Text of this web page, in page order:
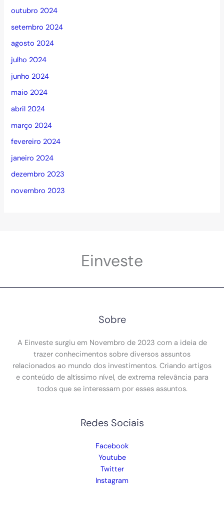
outubro 2024
setembro 2024
agosto 2024
julho 2024
junho 2024
maio 2024
abril 2024
março 2024
fevereiro 2024
janeiro 2024
dezembro 2023
novembro 2023
Einveste
Sobre
A Einveste surgiu em Novembro de 2023 com a ideia de
trazer conhecimentos sobre diversos assuntos
relacionados ao mundo dos investimentos. Criando artigos
e conteúdo de altíssimo nível, de extrema relevância para
todos que se interessam por esses assuntos.
Redes Sociais
Facebook
Youtube
Twitter
Instagram